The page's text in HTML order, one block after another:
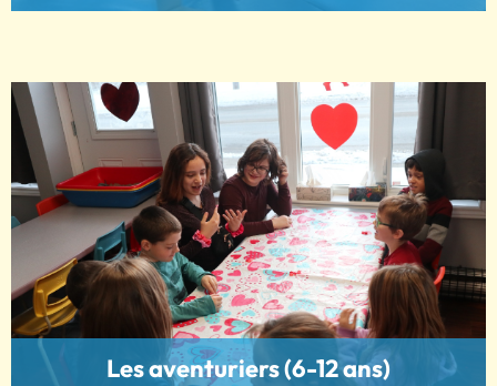
Les aventuriers (6-12 ans)